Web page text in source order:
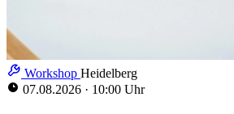
Workshop Heidelberg
07.08.2026 · 10:00 Uhr